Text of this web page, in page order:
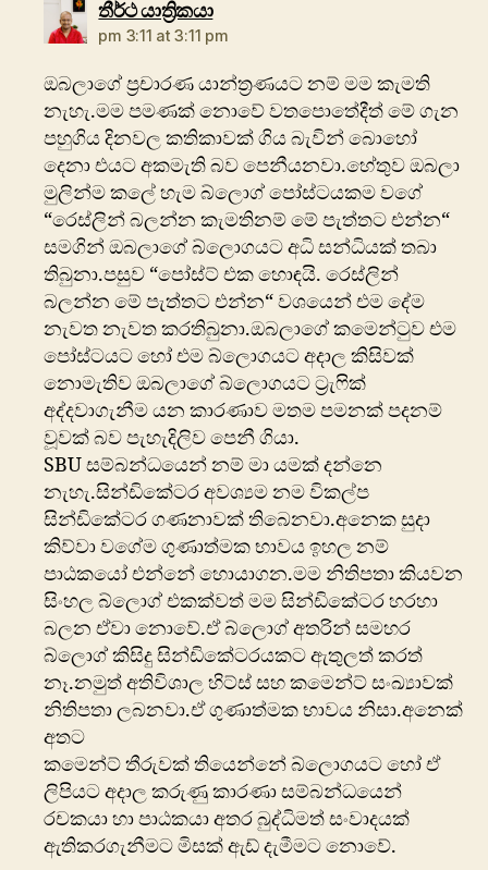
තීර්ථ යාත්‍රිකයාsays:
pm 3:11 at 3:11 pm
ඔබලාගේ ප්‍රචාරණ යාන්ත්‍රණයට නම් මම කැමති
නැහැ.මම පමණක් නොවේ වතපොතේදීත් මේ ගැන
පහුගිය දිනවල කතිකාවක් ගිය බැවින් බොහෝ
දෙනා එයට අකමැති බව පෙනීයනවා.හේතුව ඔබලා
මුලින්ම කලේ හැම බ්ලොග් පෝස්ටයකම වගේ
“රෙස්ලින් බලන්න කැමතිනම් මේ පැත්තට එන්න“
සමගින් ඔබලාගේ බ්ලොගයට අධි සන්ධියක් තබා
තිබුනා.පසුව “පෝස්ට් එක හොඳයි. රෙස්ලින්
බලන්න මේ පැත්තට එන්න“ වශයෙන් එම දේම
නැවත නැවත කරතිබුනා.ඔබලාගේ කමෙන්ටුව එම
පෝස්ටයට හෝ එම බ්ලොගයට අදාල කිසිවක්
නොමැතිව ඔබලාගේ බ්ලොගයට ට්‍රැෆික්
අද්දවාගැනීම යන කාරණාව මතම පමනක් පදනම්
වූවක් බව පැහැදිලිව පෙනී ගියා.
SBU සම්බන්ධයෙන් නම් මා යමක් දන්නෙ
නැහැ.සින්ඩිකේටර අවශ්‍යම නම විකල්ප
සින්ඩිකේටර ගණනාවක් තිබෙනවා.අනෙක සුදා
කිව්වා වගේම ගුණාත්මක භාවය ඉහල නම්
පාඨකයෝ එන්නේ හොයාගන.මම නිතිපතා කියවන
සිංහල බ්ලොග් එකක්වත් මම සින්ඩිකේටර හරහා
බලන ඒවා නොවේ.ඒ බ්ලොග් අතරින් සමහර
බ්ලොග් කිසිදු සින්ඩිකේටරයකට ඇතුලත් කරත්
නෑ.නමුත් අතිවිශාල හිට්ස් සහ කමෙන්ට් සංඛ්‍යාවක්
නිතිපතා ලබනවා.ඒ ගුණාත්මක භාවය නිසා.අනෙක්
අතට
කමෙන්ට් තීරුවක් තියෙන්නේ බ්ලොගයට හෝ ඒ
ලිපියට අදාල කරුණු කාරණා සම්බන්ධයෙන්
රචකයා හා පාඨකයා අතර බුද්ධිමත් සංවාදයක්
ඇතිකරගැනීමට මිසක් ඇඩ් දැමීමට නොවේ.